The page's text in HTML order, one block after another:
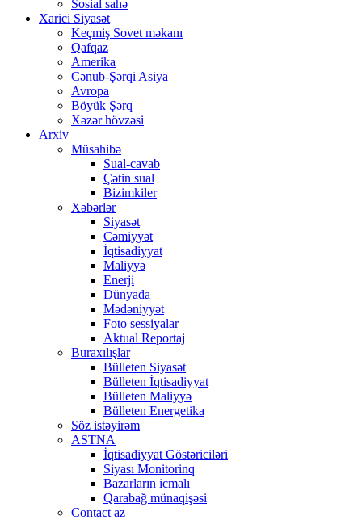
Sosial sahə
Xarici Siyasət
Keçmiş Sovet məkanı
Qafqaz
Amerika
Cənub-Şərqi Asiya
Avropa
Böyük Şərq
Xəzər hövzəsi
Arxiv
Müsahibə
Sual-cavab
Çətin sual
Bizimkiler
Xəbərlər
Siyasət
Cəmiyyət
İqtisadiyyat
Maliyyə
Enerji
Dünyada
Mədəniyyət
Foto sessiyalar
Aktual Reportaj
Buraxılışlar
Bülleten Siyasət
Bülleten İqtisadiyyat
Bülleten Maliyyə
Bülleten Energetika
Söz istəyirəm
ASTNA
İqtisadiyyat Göstəriciləri
Siyası Monitorinq
Bazarların icmalı
Qarabağ münaqişəsi
Contact az